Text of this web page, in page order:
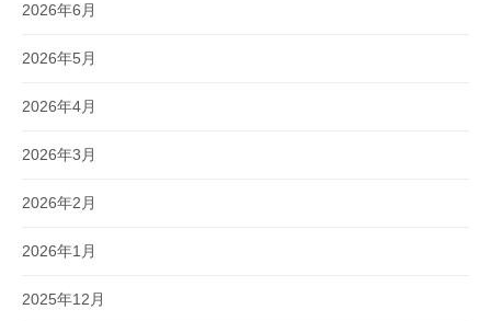
2026年6月
2026年5月
2026年4月
2026年3月
2026年2月
2026年1月
2025年12月